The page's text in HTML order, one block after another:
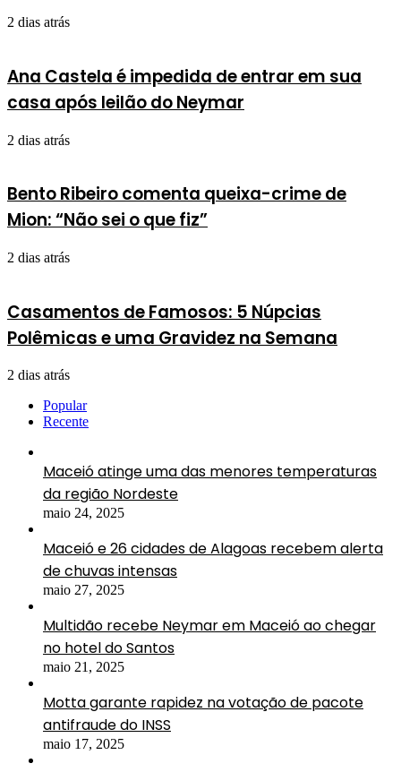
2 dias atrás
Ana Castela é impedida de entrar em sua
casa após leilão do Neymar
2 dias atrás
Bento Ribeiro comenta queixa-crime de
Mion: “Não sei o que fiz”
2 dias atrás
Casamentos de Famosos: 5 Núpcias
Polêmicas e uma Gravidez na Semana
2 dias atrás
Popular
Recente
Maceió atinge uma das menores temperaturas
da região Nordeste
maio 24, 2025
Maceió e 26 cidades de Alagoas recebem alerta
de chuvas intensas
maio 27, 2025
Multidão recebe Neymar em Maceió ao chegar
no hotel do Santos
maio 21, 2025
Motta garante rapidez na votação de pacote
antifraude do INSS
maio 17, 2025